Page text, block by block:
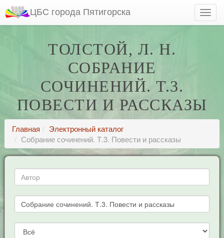
ЦБС города Пятигорска
ТОЛСТОЙ, Л. H.
СОБРАНИЕ
СОЧИНЕНИЙ. Т.3.
ПОВЕСТИ И РАССКАЗЫ
Главная
Электронный каталог
Собрание сочинений. Т.3. Повести и рассказы